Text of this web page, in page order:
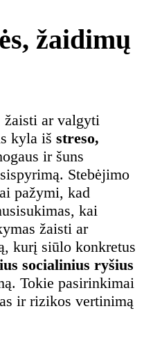
žaidimų
žaisti ar valgyti
kyla iš streso,
ir šuns
Stebėjimo
pažymi, kad
kai
žaisti ar
kurį siūlo konkretus
socialinius ryšius
Tokie pasirinkimai
ir rizikos vertinimą